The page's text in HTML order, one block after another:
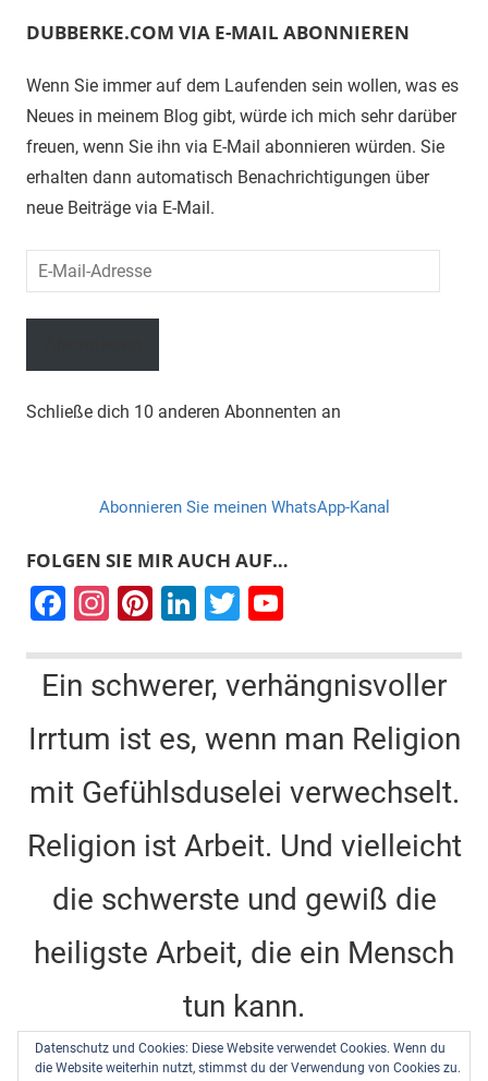
DUBBERKE.COM VIA E-MAIL ABONNIEREN
Wenn Sie immer auf dem Laufenden sein wollen, was es
Neues in meinem Blog gibt, würde ich mich sehr darüber
freuen, wenn Sie ihn via E-Mail abonnieren würden. Sie
erhalten dann automatisch Benachrichtigungen über
neue Beiträge via E-Mail.
Mail-
Adresse
Schließe dich 10 anderen Abonnenten an
Abonnieren Sie meinen WhatsApp-Kanal
FOLGEN SIE MIR AUCH AUF…
F
c
e
b
o
o
k
In
a
gr
a
m
Pi
er
e
st
Li
k
e
dI
n
T
tt
er
u
T
u
b
e
C
h
a
n
el
Ein schwerer, verhängnisvoller
Irrtum ist es, wenn man Religion
mit Gefühlsduselei verwechselt.
Religion ist Arbeit. Und vielleicht
die schwerste und gewiß die
heiligste Arbeit, die ein Mensch
tun kann.
Dietrich Bonhoeffer -Barcelona, Berlin, Amerika
Datenschutz und Cookies: Diese Website verwendet Cookies. Wenn du
die Website weiterhin nutzt, stimmst du der Verwendung von Cookies zu.